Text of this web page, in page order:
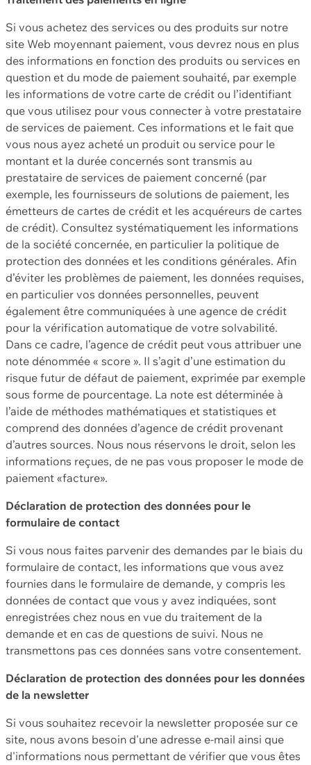
Si vous achetez des services ou des produits sur notre
site Web moyennant paiement, vous devrez nous en plus
des informations en fonction des produits ou services en
question et du mode de paiement souhaité, par exemple
les informations de votre carte de crédit ou l’identifiant
que vous utilisez pour vous connecter à votre prestataire
de services de paiement. Ces informations et le fait que
vous nous ayez acheté un produit ou service pour le
montant et la durée concernés sont transmis au
prestataire de services de paiement concerné (par
exemple, les fournisseurs de solutions de paiement, les
émetteurs de cartes de crédit et les acquéreurs de cartes
de crédit). Consultez systématiquement les informations
de la société concernée, en particulier la politique de
protection des données et les conditions générales. Afin
d’éviter les problèmes de paiement, les données requises,
en particulier vos données personnelles, peuvent
également être communiquées à une agence de crédit
pour la vérification automatique de votre solvabilité.
Dans ce cadre, l’agence de crédit peut vous attribuer une
note dénommée « score ». Il s’agit d’une estimation du
risque futur de défaut de paiement, exprimée par exemple
sous forme de pourcentage. La note est déterminée à
l’aide de méthodes mathématiques et statistiques et
comprend des données d’agence de crédit provenant
d’autres sources. Nous nous réservons le droit, selon les
informations reçues, de ne pas vous proposer le mode de
paiement «facture».
Déclaration de protection des données pour le
formulaire de contact
Si vous nous faites parvenir des demandes par le biais du
formulaire de contact, les informations que vous avez
fournies dans le formulaire de demande, y compris les
données de contact que vous y avez indiquées, sont
enregistrées chez nous en vue du traitement de la
demande et en cas de questions de suivi. Nous ne
transmettons pas ces données sans votre consentement.
Déclaration de protection des données pour les données
de la newsletter
Si vous souhaitez recevoir la newsletter proposée sur ce
site, nous avons besoin d'une adresse e-mail ainsi que
d'informations nous permettant de vérifier que vous êtes